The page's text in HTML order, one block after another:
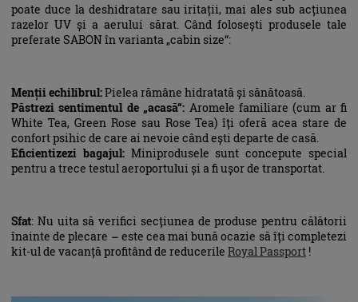
poate duce la deshidratare sau iritații, mai ales sub acțiunea
razelor UV și a aerului sărat. Când folosești produsele tale
preferate SABON în varianta „cabin size“:
Menții echilibrul:Pielea rămâne hidratată și sănătoasă.
Păstrezi sentimentul de „acasă“: Aromele familiare (cum ar fi
White Tea, Green Rose sau Rose Tea) îți oferă acea stare de
confort psihic de care ai nevoie când ești departe de casă.
Eficientizezi bagajul:Miniprodusele sunt concepute special
pentru a trece testul aeroportului și a fi ușor de transportat.
Sfat: Nu uita să verifici secțiunea de produse pentru călătorii
înainte de plecare – este cea mai bună ocazie să îți completezi
kit-ul de vacanță profitând de reducerile Royal Passport !